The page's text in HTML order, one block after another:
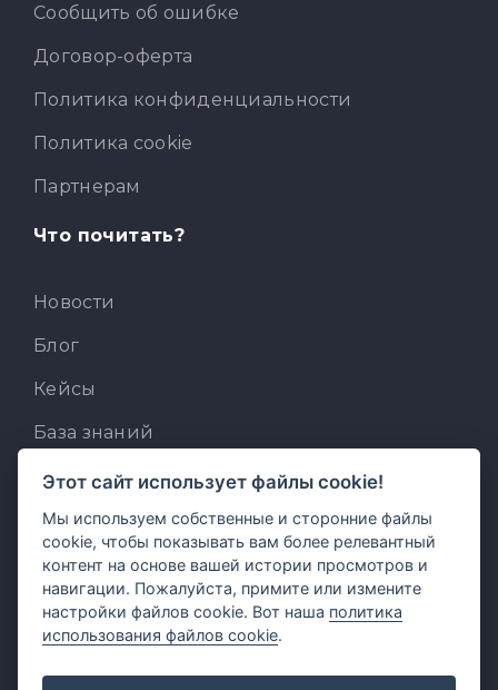
Сообщить об ошибке
Договор-оферта
Политика конфиденциальности
Политика cookie
Партнерам
Что почитать?
Новости
Блог
Кейсы
База знаний
Для разработчиков
Встроенный AI-ассистент
MCP для AI-клиентов
Отзывы и предложения
Этот сайт использует файлы cookie!
Мы используем собственные и сторонние файлы
cookie, чтобы показывать вам более релевантный
контент на основе вашей истории просмотров и
навигации. Пожалуйста, примите или измените
настройки файлов cookie. Вот наша политика
использования файлов cookie.